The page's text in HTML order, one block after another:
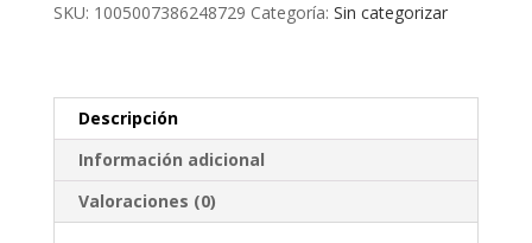
SKU: 1005007386248729 Categoría: Sin categorizar
Descripción
Información adicional
Valoraciones (0)